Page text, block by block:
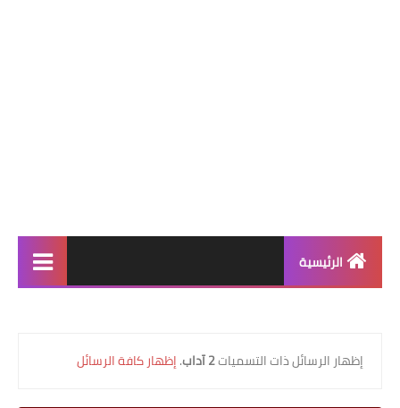
الرئيسية
‏إظهار الرسائل ذات التسميات2 آداب .إظهار كافة الرسائل